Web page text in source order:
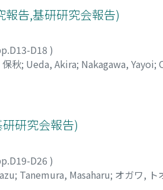
告,基研研究会報告)
D18 )
秋; Ueda, Akira; Nakagawa, Yayoi;
研究会報告)
D26 )
; Tanemura, Masaharu; オガワ, ト